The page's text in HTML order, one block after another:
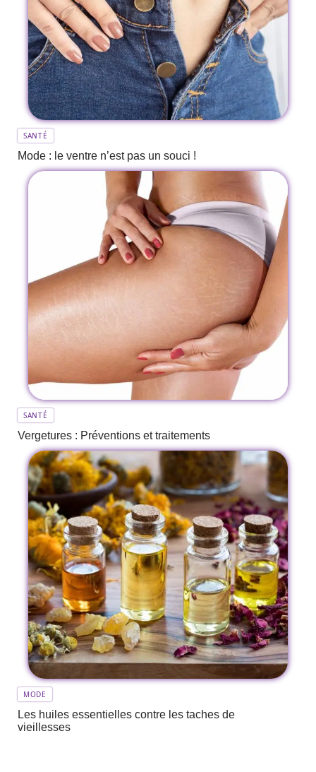
SANTÉ
Mode : le ventre n’est pas un souci !
SANTÉ
Vergetures : Préventions et traitements
MODE
Les huiles essentielles contre les taches de
vieillesses